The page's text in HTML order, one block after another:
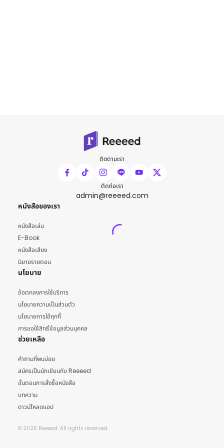
ติดตามเรา
ติดต่อเรา
admin@reeeed.com
หนังสือของเรา
หนังสือเล่ม
E-Book
หนังสือเสียง
นิยายรายตอน
นโยบาย
ข้อตกลงการใช้บริการ
นโยบายความเป็นส่วนตัว
นโยบายการใช้คุกกี้
การขอใช้สิทธิ์ข้อมูลส่วนบุคคล
ช่วยเหลือ
คำถามที่พบบ่อย
สมัครเป็นนักเขียนกับ Reeeed
ขั้นตอนการสั่งซื้อหนังสือ
บทความ
ดาวน์โหลดแอป
© 2025 Reeeed. All rights reserved.